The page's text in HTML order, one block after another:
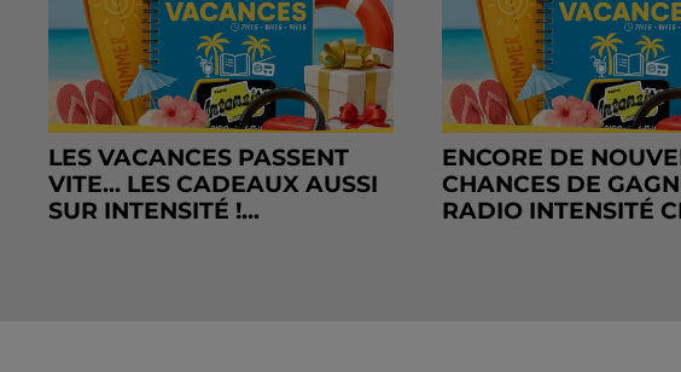
LES VACANCES PASSENT
VITE... LES CADEAUX AUSSI
SUR INTENSITÉ !...
ENCORE DE
CHANCES DE
RADIO INTENSITÉ